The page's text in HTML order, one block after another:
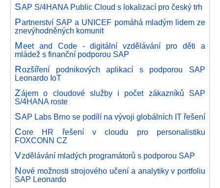
SAP S/4HANA Public Cloud s lokalizací pro český trh
Partnerství SAP a UNICEF pomáhá mladým lidem ze
znevýhodněných komunit
Meet and Code - digitální vzdělávání pro děti a
mládež s finanční podporou SAP
Rozšíření podnikových aplikací s podporou SAP
Leonardo IoT
Zájem o cloudové služby i počet zákazníků SAP
S/4HANA roste
SAP Labs Brno se podílí na vývoji globálních IT řešení
Core HR řešení v cloudu pro personalistiku
FOXCONN CZ
Vzdělávání mladých programátorů s podporou SAP
Nové možnosti strojového učení a analytiky v portfoliu
SAP Leonardo